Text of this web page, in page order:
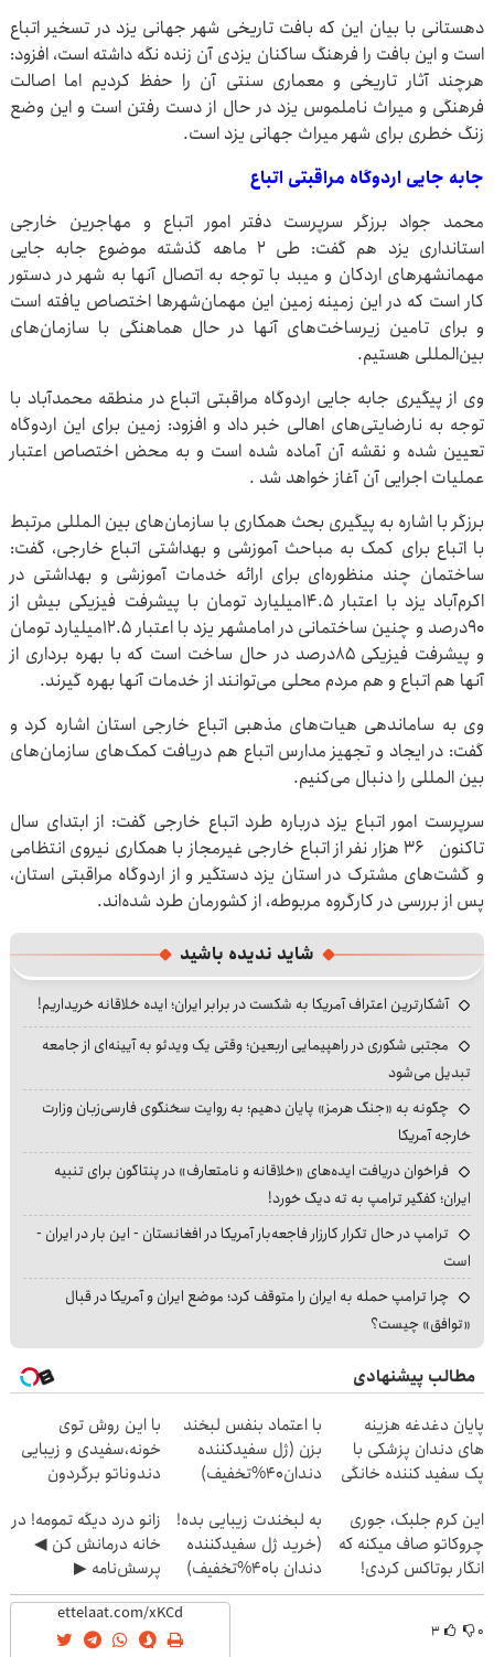
دهستانی با بیان این که بافت تاریخی شهر جهانی یزد در تسخیر اتباع
است و این بافت را فرهنگ ساکنان یزدی آن زنده نگه داشته است، افزود:
هرچند آثار تاریخی و معماری سنتی آن را حفظ کردیم اما اصالت
فرهنگی و میراث ناملموس یزد در حال از دست رفتن است و این وضع
زنگ خطری برای شهر میراث جهانی یزد است.
جابه جایی اردوگاه مراقبتی اتباع
محمد جواد برزگر سرپرست دفتر امور اتباع و مهاجرین خارجی
استانداری یزد هم گفت: طی ۲ ماهه گذشته موضوع جابه جایی
مهمانشهرهای اردکان و میبد با توجه به اتصال آنها به شهر در دستور
کار است که در این زمینه زمین این مهمان‌شهرها اختصاص یافته است
و برای تامین زیرساخت‌های آنها در حال هماهنگی‌ با سازمان‌های
بین‌المللی هستیم.
وی از پیگیری جابه جایی اردوگاه مراقبتی اتباع در منطقه محمدآباد با
توجه به نارضایتی‌های اهالی خبر داد و افزود: زمین برای این اردوگاه
تعیین شده و نقشه آن آماده شده است و به محض اختصاص اعتبار
عملیات اجرایی آن آغاز خواهد شد .
برزگر با اشاره به پیگیری بحث همکاری با سازمان‌های بین المللی مرتبط
با اتباع برای کمک به مباحث آموزشی و بهداشتی اتباع خارجی، گفت:
ساختمان چند منظوره‌ای برای ارائه خدمات آموزشی و بهداشتی در
اکرم‌آباد یزد با اعتبار ۱۴.۵میلیارد تومان با پیشرفت فیزیکی بیش از
۹۰درصد و چنین ساختمانی در امامشهر یزد با اعتبار ۱۲.۵میلیارد تومان
و پیشرفت فیزیکی ۸۵درصد در حال ساخت است که با بهره برداری از
آنها هم اتباع و هم مردم محلی می‌توانند از خدمات آنها بهره گیرند.
وی به ساماندهی هیات‌های مذهبی اتباع خارجی استان اشاره کرد و
گفت: در ایجاد و تجهیز مدارس اتباع هم دریافت کمک‌های سازمان‌های
بین المللی را دنبال می‌کنیم.
سرپرست امور اتباع یزد درباره طرد اتباع خارجی گفت: از ابتدای سال
تاکنون ۳۶ هزار نفر از اتباع خارجی غیرمجاز با همکاری نیروی انتظامی
و گشت‌های مشترک در استان یزد دستگیر و از اردوگاه مراقبتی استان،
پس از بررسی در کارگروه مربوطه، از کشورمان طرد شده‌اند.
شاید ندیده باشید
آشکارترین اعتراف آمریکا به شکست در برابر ایران؛ ایده خلاقانه خریداریم!
مجتبی شکوری در راهپیمایی اربعین؛ وقتی یک ویدئو به آیینه‌ای از جامعه
تبدیل می‌شود
چگونه به «جنگ هرمز» پایان دهیم؛ به روایت سخنگوی فارسی‌زبان وزارت
خارجه آمریکا
فراخوان دریافت ایده‌های «خلاقانه و نامتعارف» در پنتاگون برای تنبیه
ایران؛ کفگیر ترامپ به ته دیگ خورد!
ترامپ در حال تکرار کارزار فاجعه‌بار آمریکا در افغانستان - این بار در ایران -
است
چرا ترامپ حمله به ایران را متوقف کرد؛ موضع ایران و آمریکا در قبال
«توافق» چیست؟
مطالب پیشنهادی
پایان دغدغه هزینه
های دندان پزشکی با
پک سفید کننده خانگی
با اعتماد بنفس لبخند
بزن (ژل سفیدکننده
دندان40%تخفیف)
با این روش توی
خونه،سفیدی و زیبایی
دندوناتو برگردون
این کرم جلبک، جوری
چروکاتو صاف میکنه که
انگار بوتاکس کردی!
(تخفیف ویژه)
به لبخندت زیبایی بده!
(خرید ژل سفیدکننده
دندان با40%تخفیف)
زانو درد دیگه تمومه! در
خانه درمانش کن ◀
پرسش‌نامه ▶
۰ ۳